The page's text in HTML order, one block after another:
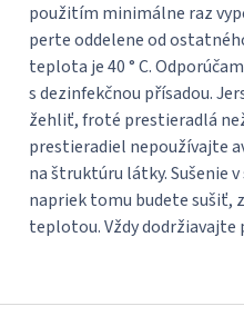
použitím minimálne raz
perte oddelene od
teplota je 40 ° C.
s dezinfekčnou přísadou.
žehliť, froté prestieradlá
prestieradiel nepoužívajte
na štruktúru látky. Sušenie
napriek tomu budete sušiť,
teplotou. Vždy dodržiavajte